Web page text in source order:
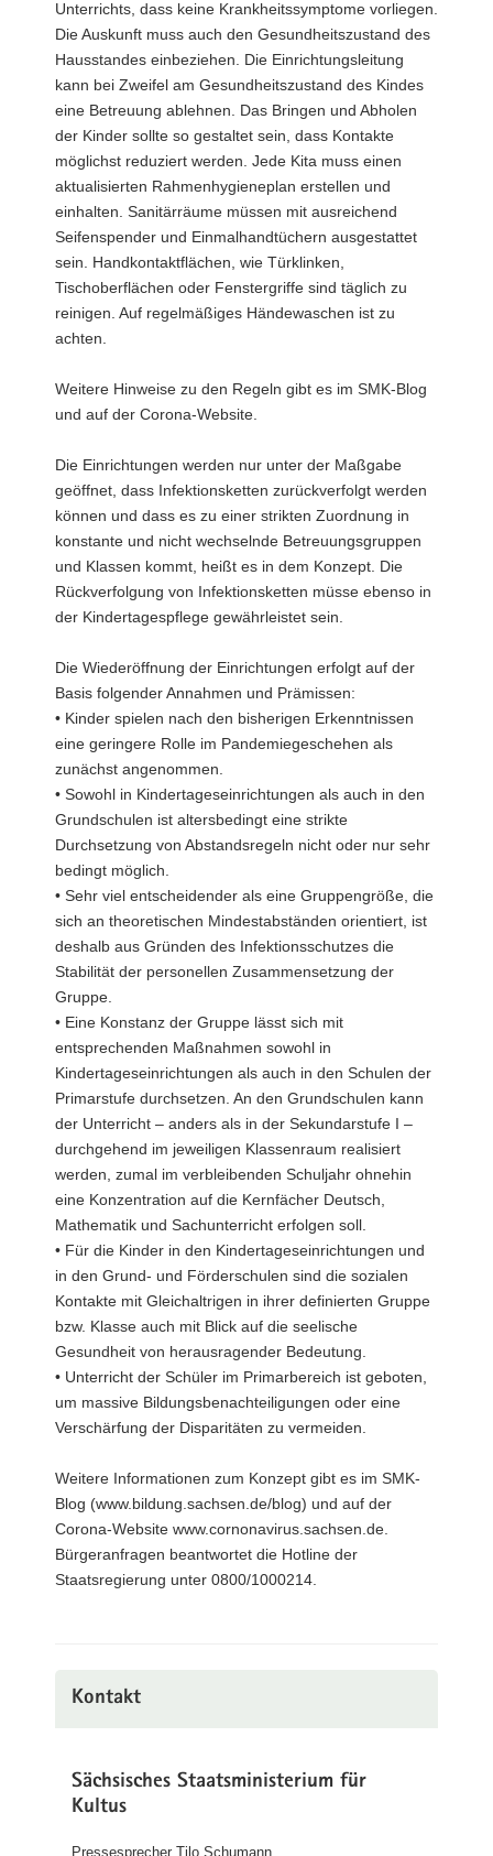
Unterrichts, dass keine Krankheitssymptome vorliegen.
Die Auskunft muss auch den Gesundheitszustand des
Hausstandes einbeziehen. Die Einrichtungsleitung
kann bei Zweifel am Gesundheitszustand des Kindes
eine Betreuung ablehnen. Das Bringen und Abholen
der Kinder sollte so gestaltet sein, dass Kontakte
möglichst reduziert werden. Jede Kita muss einen
aktualisierten Rahmenhygieneplan erstellen und
einhalten. Sanitärräume müssen mit ausreichend
Seifenspender und Einmalhandtüchern ausgestattet
sein. Handkontaktflächen, wie Türklinken,
Tischoberflächen oder Fenstergriffe sind täglich zu
reinigen. Auf regelmäßiges Händewaschen ist zu
achten.
Weitere Hinweise zu den Regeln gibt es im SMK-Blog
und auf der Corona-Website.
Die Einrichtungen werden nur unter der Maßgabe
geöffnet, dass Infektionsketten zurückverfolgt werden
können und dass es zu einer strikten Zuordnung in
konstante und nicht wechselnde Betreuungsgruppen
und Klassen kommt, heißt es in dem Konzept. Die
Rückverfolgung von Infektionsketten müsse ebenso in
der Kindertagespflege gewährleistet sein.
Die Wiederöffnung der Einrichtungen erfolgt auf der
Basis folgender Annahmen und Prämissen:
• Kinder spielen nach den bisherigen Erkenntnissen
eine geringere Rolle im Pandemiegeschehen als
zunächst angenommen.
• Sowohl in Kindertageseinrichtungen als auch in den
Grundschulen ist altersbedingt eine strikte
Durchsetzung von Abstandsregeln nicht oder nur sehr
bedingt möglich.
• Sehr viel entscheidender als eine Gruppengröße, die
sich an theoretischen Mindestabständen orientiert, ist
deshalb aus Gründen des Infektionsschutzes die
Stabilität der personellen Zusammensetzung der
Gruppe.
• Eine Konstanz der Gruppe lässt sich mit
entsprechenden Maßnahmen sowohl in
Kindertageseinrichtungen als auch in den Schulen der
Primarstufe durchsetzen. An den Grundschulen kann
der Unterricht – anders als in der Sekundarstufe I –
durchgehend im jeweiligen Klassenraum realisiert
werden, zumal im verbleibenden Schuljahr ohnehin
eine Konzentration auf die Kernfächer Deutsch,
Mathematik und Sachunterricht erfolgen soll.
• Für die Kinder in den Kindertageseinrichtungen und
in den Grund- und Förderschulen sind die sozialen
Kontakte mit Gleichaltrigen in ihrer definierten Gruppe
bzw. Klasse auch mit Blick auf die seelische
Gesundheit von herausragender Bedeutung.
• Unterricht der Schüler im Primarbereich ist geboten,
um massive Bildungsbenachteiligungen oder eine
Verschärfung der Disparitäten zu vermeiden.
Weitere Informationen zum Konzept gibt es im SMK-
Blog (www.bildung.sachsen.de/blog) und auf der
Corona-Website www.cornonavirus.sachsen.de.
Bürgeranfragen beantwortet die Hotline der
Staatsregierung unter 0800/1000214.
Kontakt
Sächsisches Staatsministerium für
Kultus
Pressesprecher Tilo Schumann